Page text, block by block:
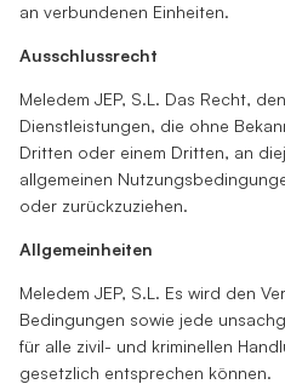
an verbundenen Einheiten.
Ausschlussrecht
Meledem JEP, S.L. Das Recht,
Dienstleistungen, die ohne
Dritten oder einem Dritten, an
allgemeinen
oder zurückzuziehen.
Allgemeinheiten
Meledem JEP, S.L. Es wird den
Bedingungen sowie jede
für alle zivil- und kriminellen
gesetzlich entsprechen können.